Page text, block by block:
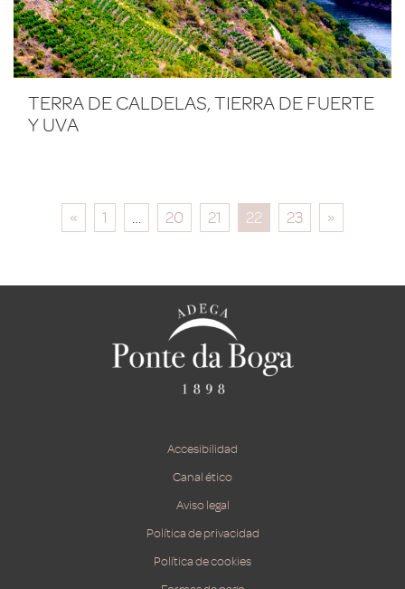
TERRA DE CALDELAS, TIERRA DE FUERTE
Y UVA
« 1 … 20 21 22 23 »
Accesibilidad
Canal ético
Aviso legal
Política de privacidad
Política de cookies